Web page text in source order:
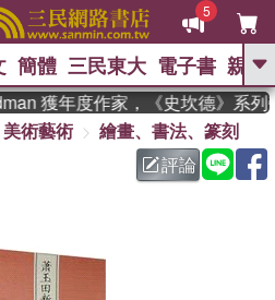
5
GO
熱搜： 東野圭吾 、 高希均教授回憶錄
父親節 、 如果歷
暑期推薦 、 國際布克
大的迷走神經
簡體 三民東大 電子書 親子
獲年度作家，《史坎德》系列
美術藝術
繪畫、書法、篆刻
評論